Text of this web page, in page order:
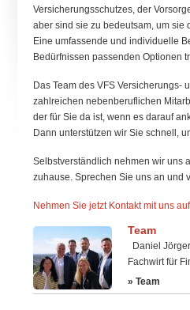
Versicherungsschutzes, der
aber sind sie zu bedeutsam, um
Eine umfassende und individuelle
Bedürfnissen passenden Optionen
Das Team des VFS
zahlreichen nebenberuflichen
der für Sie da ist, wenn es darauf
Dann unterstützen wir Sie schnell,
Selbstverständlich nehmen wir uns
zuhause. Sprechen Sie uns an und
Nehmen Sie jetzt Kontakt mit uns
Team
Daniel
Fachwirt für
» Team